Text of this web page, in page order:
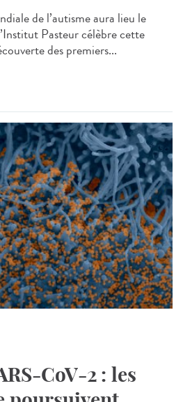
de l’autisme aura lieu le
Pasteur célèbre cette
des premiers...
CoV-2 : les